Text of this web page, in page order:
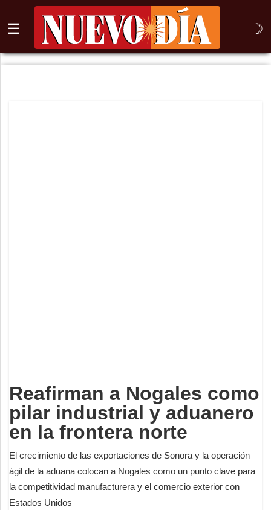
☰ ☽
⌕
Reafirman a Nogales como
pilar industrial y aduanero
en la frontera norte
El crecimiento de las exportaciones de Sonora y la operación
ágil de la aduana colocan a Nogales como un punto clave para
la competitividad manufacturera y el comercio exterior con
Estados Unidos